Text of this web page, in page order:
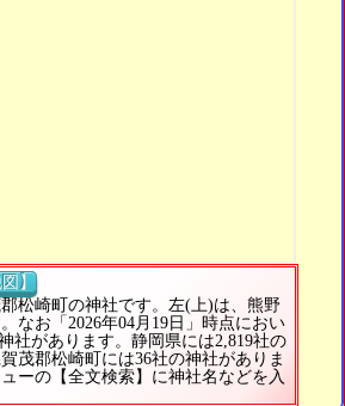
】
松崎町の神社です。左(上)は、熊野
なお「2026年04月19日」時点におい
社があります。静岡県には2,819社の
茂郡松崎町には36社の神社がありま
ーの【全文検索】に神社名などを入